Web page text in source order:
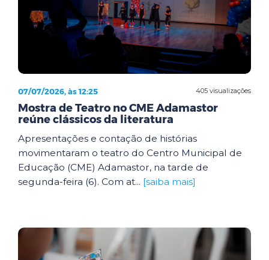
405 visualizações
07/07/2026, às 12:25
Mostra de Teatro no CME Adamastor
reúne clássicos da literatura
Apresentações e contação de histórias
movimentaram o teatro do Centro Municipal de
Educação (CME) Adamastor, na tarde de
segunda-feira (6). Com at... [saiba mais]